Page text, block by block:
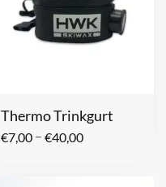
Thermo Trinkgurt
€7,00 – €40,00